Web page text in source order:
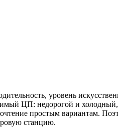
уровень
ЦП: недорогой и
простым вариантам.
станцию.